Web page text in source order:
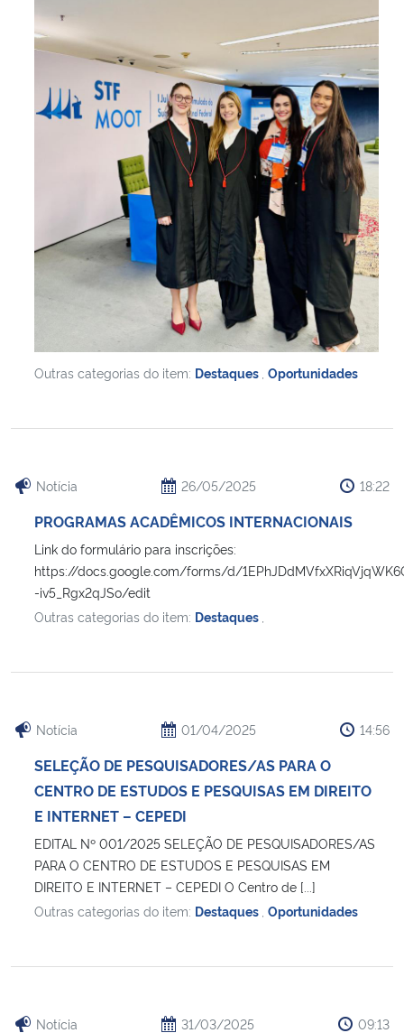
Banco Central do Brasil
Outras categorias do item: Destaques Oportunidades
Notícia 26/05/2025 18:22
PROGRAMAS ACADÊMICOS INTERNACIONAIS
Link do formulário para inscrições:
https://docs.google.com/forms/d/
-iv5_Rgx2qJSo/edit
Outras categorias do item: Destaques
Notícia 01/04/2025 14:56
SELEÇÃO DE PESQUISADORES/AS PARA O
CENTRO DE ESTUDOS E PESQUISAS EM DIREITO
E INTERNET – CEPEDI
EDITAL Nº 001/2025 SELEÇÃO DE PESQUISADORES/AS
PARA O CENTRO DE ESTUDOS E PESQUISAS EM
DIREITO E INTERNET – CEPEDI O Centro de [...]
Outras categorias do item: Destaques Oportunidades
Notícia 31/03/2025 09:13